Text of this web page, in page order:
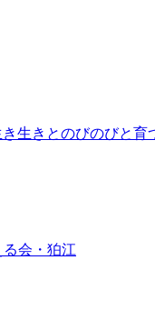
生きとのびのびと育
会・狛江